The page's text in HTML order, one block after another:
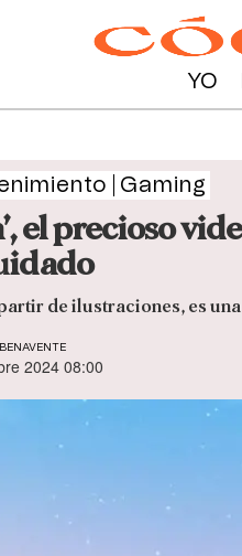
YO
Gaming
el precioso
de ilustraciones, es
2024 08:00